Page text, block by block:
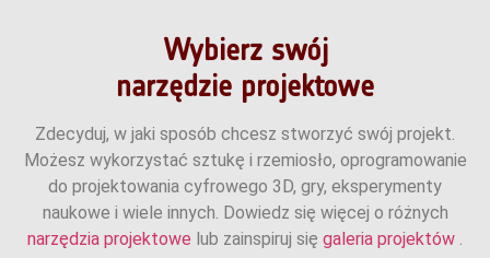
Wybierz swój
narzędzie projektowe
Zdecyduj, w jaki sposób chcesz stworzyć swój projekt.
Możesz wykorzystać sztukę i rzemiosło, oprogramowanie
do projektowania cyfrowego 3D, gry, eksperymenty
naukowe i wiele innych. Dowiedz się więcej o różnych
narzędzia projektowe lub zainspiruj się galeria projektów